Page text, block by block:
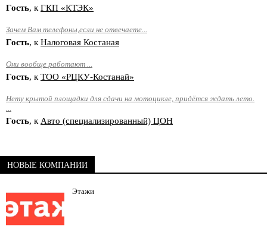
Гость, к ГКП «КТЭК»
Зачем Вам телефоны,если не отвечаете...
Гость, к Налоговая Костаная
Они вообще работают ...
Гость, к ТОО «РЦКУ-Костанай»
Нету крытой площадки для сдачи на мотоцикле, придётся ждать лето.
Гость, к Авто (специализированный) ЦОН
НОВЫЕ КОМПАНИИ
Этажи